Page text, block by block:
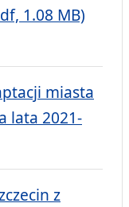
1.08 MB)
miasta
lata 2021-
z